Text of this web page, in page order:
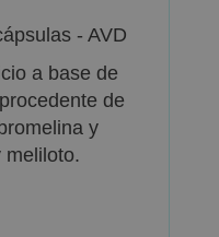
- AVD
a base de
de
y
meliloto.